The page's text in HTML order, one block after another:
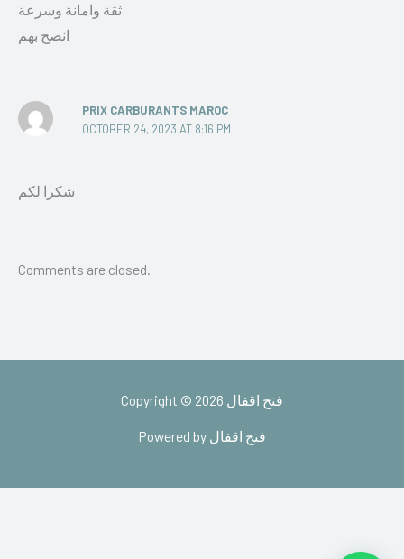
ثقة وامانة وسرعة
انصح بهم
PRIX CARBURANTS MAROC
OCTOBER 24, 2023 AT 8:16 PM
شكرا لكم
Comments are closed.
Copyright © 2026 فتح اقفال
Powered by فتح اقفال